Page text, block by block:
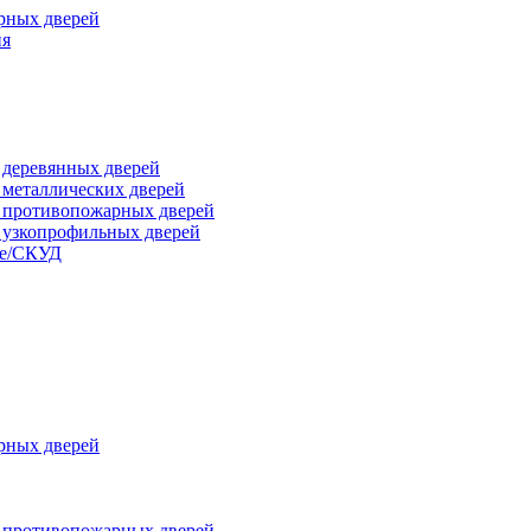
дверей
дверей
дверей
дверей
дверей
СКУД
дверей